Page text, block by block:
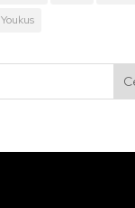
Youkus